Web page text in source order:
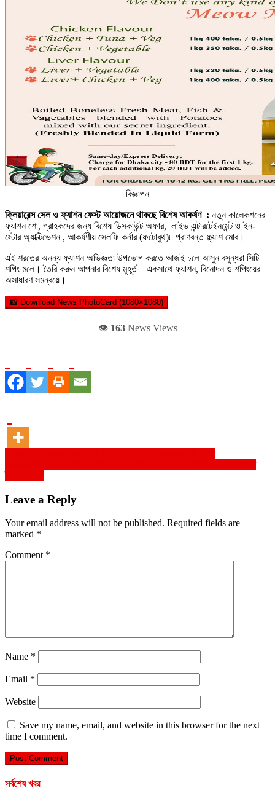
বিজ্ঞাপন
ক্লিয়ারেন্স সেল ও ফ্যাশন ফেস্ট আয়োজনে থাকছে বিশেষ আকর্ষণ : নতুন কালেকশনের
ফ্যাশন শো, গ্রাহকদের জন্য বিশেষ ডিসকাউন্ট অফার, লাইভ এন্টারটেইনমেন্ট ও ইন-
স্টোর অ্যাক্টিভেশন , আকর্ষণীয় সেলফি কর্নার (ফটোবুথ)৷ প্রাণবন্ত ফ্ল্যাশ মোব।
এই শরতের অনন্য ফ্যাশন অভিজ্ঞতা উপভোগ করতে আজই চলে আসুন বসুন্ধরা সিটি
শপিং মলে। তৈরি করুন আপনার বিশেষ মুহূর্ত—একসাথে ফ্যাশন, বিনোদন ও শপিংয়ের
অসাধারণ সমন্বয়ে।
📸 Download News PhotoCard (1080×1080)
👁️ 163News Views
Post
navigation
Leave a Reply
Your email address will not be published. Required fields are
marked *
Comment *
Name *
Email *
Website
Save my name, email, and website in this browser for the next
time I comment.
সর্বশেষ খবর